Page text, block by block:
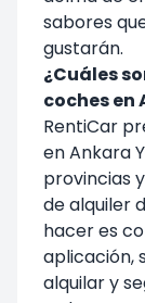
sabores
gustarán.
¿Cuáles
coches en
RentiCar
en Ankara
provincias
de alquiler
hacer es
aplicación,
alquilar y